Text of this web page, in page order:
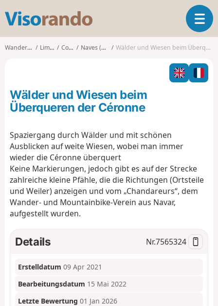
s
o
o
T
o
l
n
n
Wanderungen Limousin Corrèze Naves (Corrèze) Wälder und Wiesen beim Überqueren der Céronne
Wälder und Wiesen beim
Überqueren der Céronne
Spaziergang durch Wälder und mit schönen
Ausblicken auf weite Wiesen, wobei man immer
wieder die Céronne überquert
Keine Markierungen, jedoch gibt es auf der Strecke
zahlreiche kleine Pfähle, die die Richtungen (Ortsteile
und Weiler) anzeigen und vom „Chandareurs“, dem
Wander- und Mountainbike-Verein aus Navar,
aufgestellt wurden.
Details Nr.7565324
Erstelldatum 09 Apr 2021
Bearbeitungsdatum 15 Mai 2022
Letzte Bewertung 01 Jan 2026